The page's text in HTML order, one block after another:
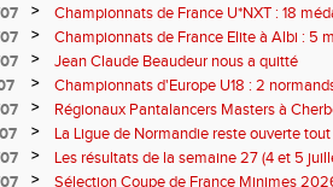
>
Championnats de France U*NXT : 18
>
Championnats de France Elite à Albi : 5
titres !
>
Jean Claude Beaudeur nous a quitté
>
Championnats d'Europe U18 : 2
>
Régionaux Pantalancers Masters à
>
La Ligue de Normandie reste ouverte tout
>
Les résultats de la semaine 27 (4 et 5
>
Sélection Coupe de France Minimes